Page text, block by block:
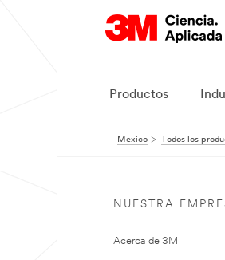
Productos
Mexico Todos los
NUESTRA
Acerca de 3M